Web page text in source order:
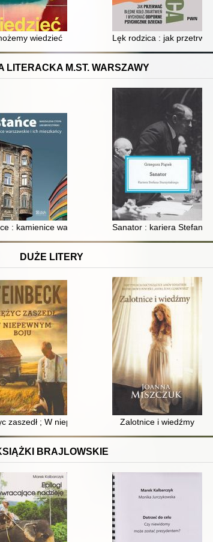
wiedzieć Lęk rodzica : jak
LITERACKA M.ST. WARSZAWY
: kamienice warszawskie i ich mieszkańcy
Sanator : kariera Stefana
DUŻE LITERY
zaszedł ; W niepewnym boju Zalotnice i wiedźmy
BRAJLOWSKIE